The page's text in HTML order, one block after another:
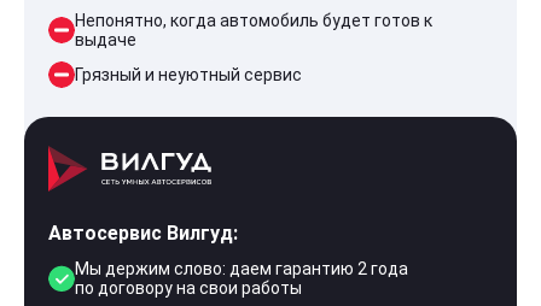
Непонятно, когда автомобиль будет готов к
выдаче
Грязный и неуютный сервис
Автосервис Вилгуд:
Мы держим слово: даем гарантию 2 года
по договору на свои работы